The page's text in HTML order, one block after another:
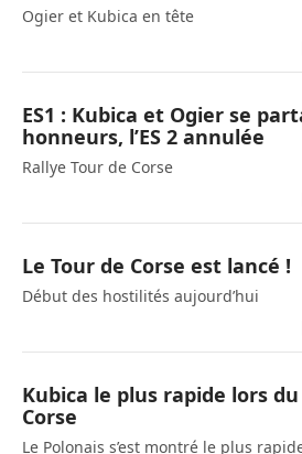
Ogier et Kubica en tête
ES1 : Kubica et Ogier se
honneurs, l’ES 2 annulée
Rallye Tour de Corse
Le Tour de Corse est lancé !
Début des hostilités aujourd’hui
Kubica le plus rapide lors
Corse
Le Polonais s’est montré le plus